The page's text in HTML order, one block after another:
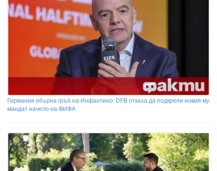
Германия обърна гръб на Инфантино: DFB отказа да подкрепи новия му
мандат начело на ФИФА